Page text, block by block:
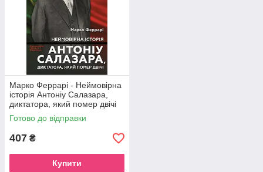
Марко Феррарі - Неймовірна
історія Антоніу Салазара,
диктатора, який помер двічі
Готово до відправки
407 ₴
Купити